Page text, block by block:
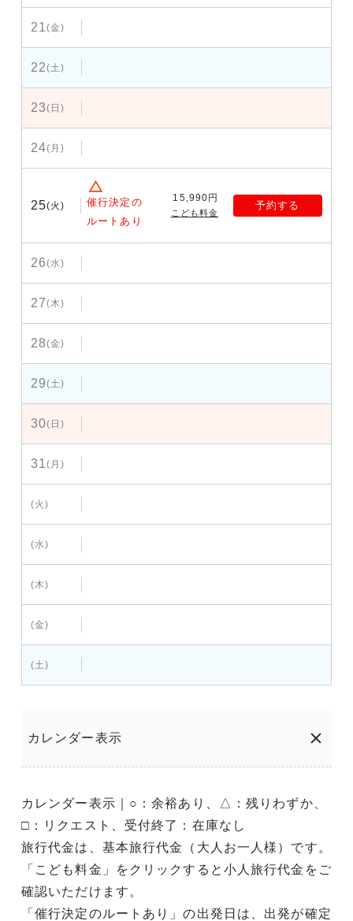
21(金)
22(土)
23(日)
24(月)
25(火)
催行決定の
ルートあり
15,990円
こども料金
予約する
26(水)
27(木)
28(金)
29(土)
30(日)
31(月)
(火)
(水)
(木)
(金)
(土)
カレンダー表示
カレンダー表示｜○：余裕あり、△：残りわずか、
□：リクエスト、受付終了：在庫なし
旅行代金は、基本旅行代金（大人お一人様）です。
「こども料金」をクリックすると小人旅行代金をご
確認いただけます。
「催行決定のルートあり」の出発日は、出発が確定